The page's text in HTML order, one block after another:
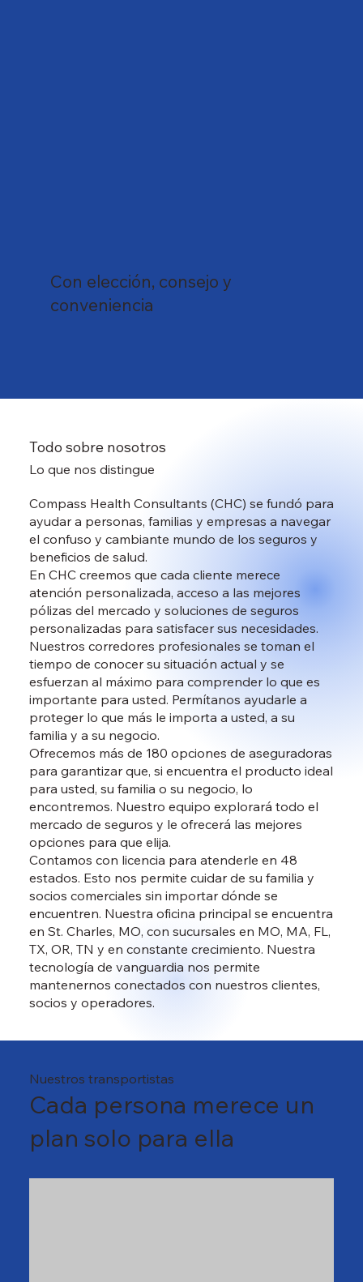
Con elección, consejo y
conveniencia
Lo que nos distingue
Todo sobre nosotros
Compass Health Consultants (CHC) se fundó para
ayudar a personas, familias y empresas a navegar
el confuso y cambiante mundo de los seguros y
beneficios de salud.
En CHC creemos que cada cliente merece
atención personalizada, acceso a las mejores
pólizas del mercado y soluciones de seguros
personalizadas para satisfacer sus necesidades.
Nuestros corredores profesionales se toman el
tiempo de conocer su situación actual y se
esfuerzan al máximo para comprender lo que es
importante para usted. Permítanos ayudarle a
proteger lo que más le importa a usted, a su
familia y a su negocio.
Ofrecemos más de 180 opciones de aseguradoras
para garantizar que, si encuentra el producto ideal
para usted, su familia o su negocio, lo
encontremos. Nuestro equipo explorará todo el
mercado de seguros y le ofrecerá las mejores
opciones para que elija.
Contamos con licencia para atenderle en 48
estados. Esto nos permite cuidar de su familia y
socios comerciales sin importar dónde se
encuentren. Nuestra oficina principal se encuentra
en St. Charles, MO, con sucursales en MO, MA, FL,
TX, OR, TN y en constante crecimiento. Nuestra
tecnología de vanguardia nos permite
mantenernos conectados con nuestros clientes,
socios y operadores.
Nuestros transportistas
Cada persona merece un
plan solo para ella